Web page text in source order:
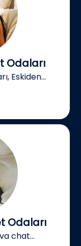
Odaları
Eskiden...
Odaları
chat...